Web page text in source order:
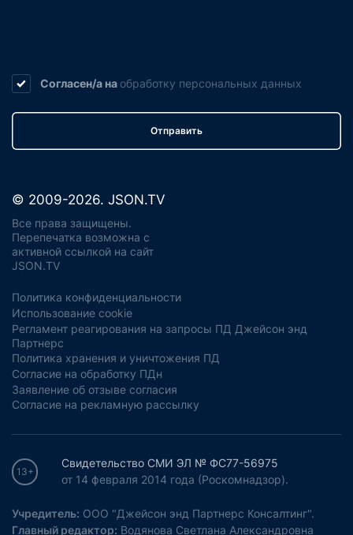
Согласен/а на обработку персональных данных
Отправить
© 2009-2026. JSON.TV
Все права защищены.
Перепечатка возможна с
активной ссылкой на сайт
JSON.TV
Политика конфиденциальности
Использование cookie
Регламент реагирования на запросы ПД Джейсон энд
Партнерс
Политика хранения и уничтожения ПД
Согласие на обработку ПДн
Заявление об отзыве согласия
Согласие на рекламную рассылку
13+
Свидетельство СМИ ЭЛ № ФС77-56975
от 14 февраля 2014 года (Роскомнадзор).
Учредитель: ООО "Джейсон энд Партнерс Консалтинг".
Главный редактор: Водянова Светлана Александровна